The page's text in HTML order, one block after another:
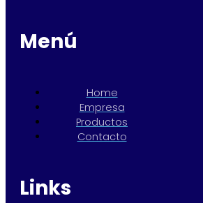
Menú
Home
Empresa
Productos
Contacto
Links